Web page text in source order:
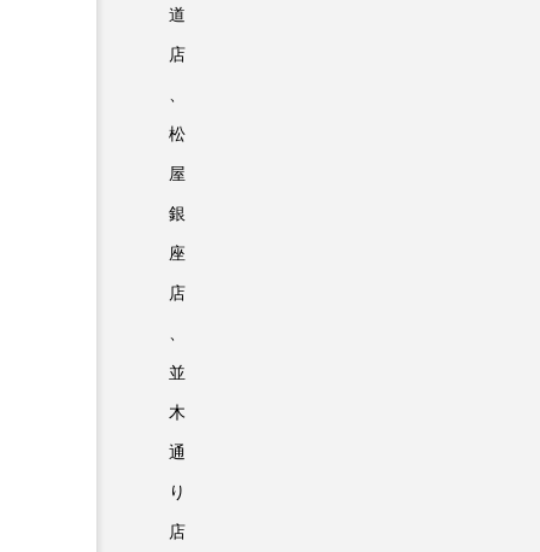
道
店
松
屋
銀
座
店
並
木
通
り
店